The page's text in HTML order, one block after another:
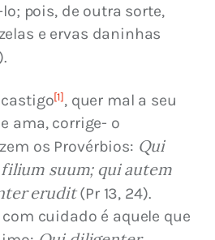
pois, de outra sorte,
e ervas daninhas
[1], quer mal a seu
ama, corrige- o
os Provérbios: Qui
suum; qui autem
erudit (Pr 13, 24).
cuidado é aquele que